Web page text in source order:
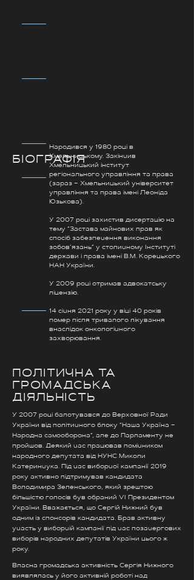
БІОГРАФІЯ
Народився у 1980 році в
Хмельницькому. Закінчив
Хмельницький інститут
регіонального управління та права
(зараз – Хмельницький університет
управління та права імені Леоніда
Юзькова).
У 2007 році захистив дисертацію на
тему “Застава майнових прав як
спосіб забезпечення виконання
зобов’язань” у столичному Інституті
держави і права імені В.М. Корецького
НАН України.
У 2009 році отримав адвокатську
ліцензію.
14 січня 2021 року у віці 40 років
помер після тривалого лікування
внаслідок онкологічного
захворювання.
ПОЛІТИЧНА ТА
ГРОМАДСЬКА
ДІЯЛЬНІСТЬ
У 2007 році балотувався до Верховної Ради
України від політичного блоку “Наша Україна –
Народна самооборона”, але до Парламенту не
пройшов. Деякий час працював помічником
народного депутата від НУНС Миколи
Катеринчука. Під час виборчої кампанії 2019
року активно підтримував кандидата
Володимира Зеленського, який зрештою
більшістю голосів був обраний VI Президентом
України. Вважається, що Сергій Нижний був
одним із спонсорів кандидата. Брав активну
участь у виборчій кампанії під час позачергових
виборів народних депутатів України цього ж
року.
Власна громадська активність Сергія Нижного
виявлялась у його активній роботі над